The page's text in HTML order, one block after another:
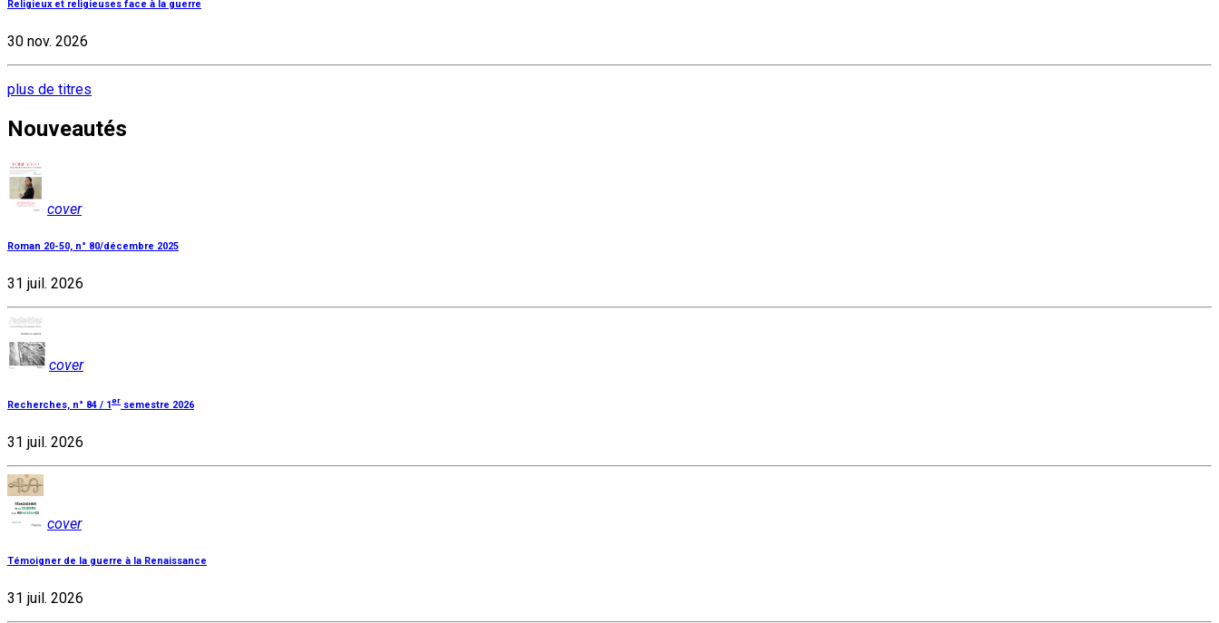
Religieux et religieuses face à la guerre
30 nov. 2026
plus de titres
Nouveautés
cover
Roman 20-50, n° 80/décembre 2025
31 juil. 2026
cover
Recherches, n° 84 / 1er semestre 2026
31 juil. 2026
cover
Témoigner de la guerre à la Renaissance
31 juil. 2026